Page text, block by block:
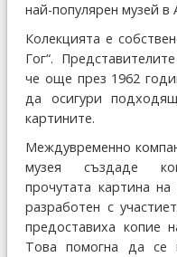
най-популярен музей
Колекцията е
Гог“.
че още през 1962
да осигури
картините.
Междувременно
музея създаде
прочутата картина
разработен с
предоставиха копие
Това помогна да се